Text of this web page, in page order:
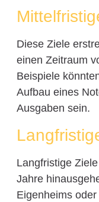
Diese Ziele
einen Zeitraum
Beispiele
Aufbau eines
Ausgaben sein.
Langfristige
Jahre
Eigenheims